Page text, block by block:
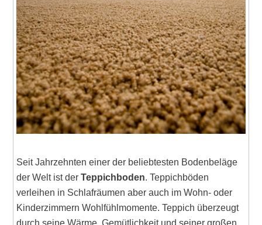
Seit Jahrzehnten einer der beliebtesten Bodenbeläge
der Welt ist derTeppichboden. Teppichböden
verleihen in Schlafräumen aber auch im Wohn- oder
Kinderzimmern Wohlfühlmomente. Teppich überzeugt
durch seine Wärme, Gemütlichkeit und seiner großen